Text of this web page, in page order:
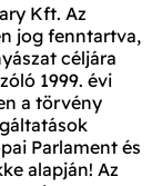
Kft. Az
jog fenntartva,
céljára
1999. évi
a törvény
Parlament és
alapján! Az